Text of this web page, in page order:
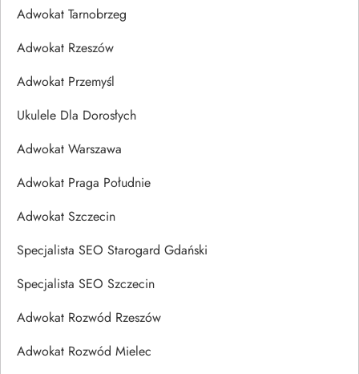
Adwokat Tarnobrzeg
Adwokat Rzeszów
Adwokat Przemyśl
Ukulele Dla Dorosłych
Adwokat Warszawa
Adwokat Praga Południe
Adwokat Szczecin
Specjalista SEO Starogard Gdański
Specjalista SEO Szczecin
Adwokat Rozwód Rzeszów
Adwokat Rozwód Mielec